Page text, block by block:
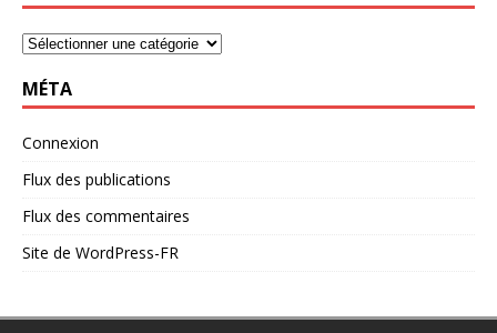
MÉTA
Connexion
Flux des publications
Flux des commentaires
Site de WordPress-FR